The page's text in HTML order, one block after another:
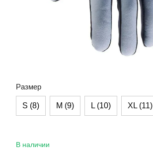
Размер
S (8) M (9) L (10) XL (11)
В наличии